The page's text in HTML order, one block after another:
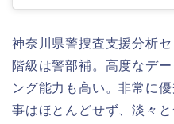
神奈川県警捜査支援分析
階級は警部補。 高度なデ
ング能力も高い。非常に
事はほとんどせず、淡々